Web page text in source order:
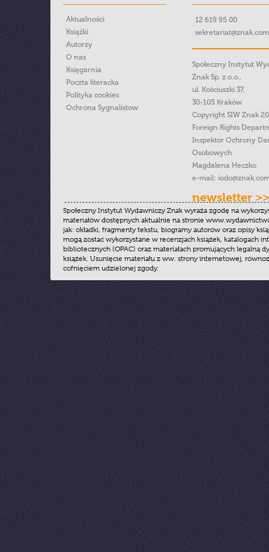
Aktualności
Książki
Autorzy
O nas
Księgarnia
Poczta literacka
Polityka cookies
Ochrona Sygnalistow
12 619 95 00
Społeczny Instytut
Znak Sp. z o.o.,
ul. Kościuszki 37,
30-105 Kraków
Copyright SIW Znak
Foreign Rights
Inspektor Ochrony
Osobowych
Magdalena Heczko
e-mail:
newsletter >>
Społeczny Instytut Wydawniczy Znak wyraża zgodę na
materiałów dostępnych aktualnie na stronie
jak: okładki, fragmenty tekstu, biogramy autorów oraz opisy
mogą zostać wykorzystane w recenzjach książek, katalogach
bibliotecznych (OPAC) oraz materiałach promujących legalną
książek. Usunięcie materiału z ww. strony internetowej,
cofnięciem udzielonej zgody.